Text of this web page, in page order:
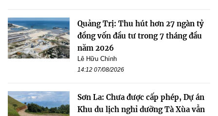
Quảng Trị: Thu hút hơn 27 ngàn tỷ
đồng vốn đầu tư trong 7 tháng đầu
năm 2026
Lê Hữu Chính
14:12 07/08/2026
Sơn La: Chưa được cấp phép, Dự án
Khu du lịch nghỉ dưỡng Tà Xùa vẫn